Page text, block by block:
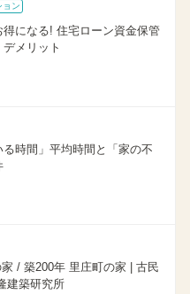
ョン
になる! 住宅ローン資金保管
メリット
時間」平均時間と「家の不
/ 築200年 里庄町の家 | 古民
建築研究所